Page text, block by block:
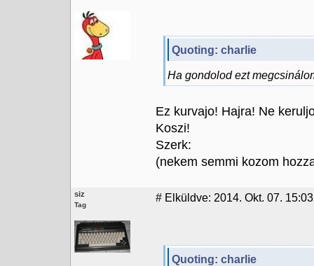
Quoting: charlie
Ha gondolod ezt
Ez kurvajo! Hajra! Ne
Koszi!
Szerk:
(nekem semmi kozom
siz
Tag
# Elküldve: 2014. Okt. 07. 15:03
Quoting: charlie